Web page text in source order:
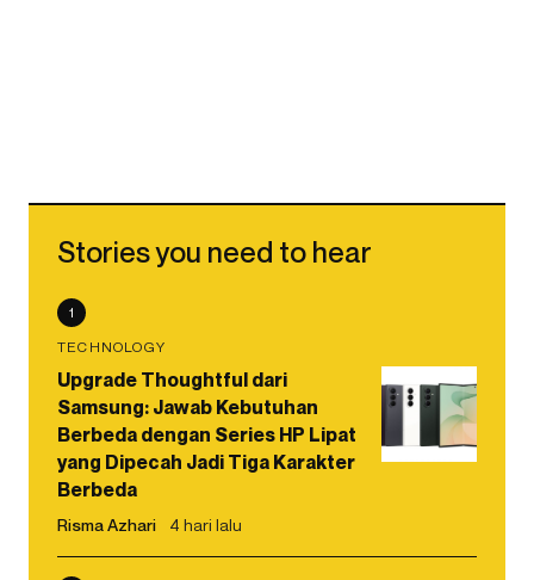
Stories you need to hear
1
TECHNOLOGY
Upgrade Thoughtful dari
Samsung: Jawab Kebutuhan
Berbeda dengan Series HP Lipat
yang Dipecah Jadi Tiga Karakter
Berbeda
Risma Azhari 4 hari lalu